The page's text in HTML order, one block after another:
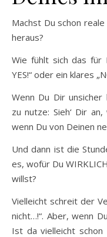
Machst Du schon
heraus?
Wie fühlt sich das für
YES!“ oder ein klares
Wenn Du Dir
zu nutze: Sieh‘ Dir
wenn Du von Deinen
Und dann ist die
es, wofür Du
willst?
Vielleicht schreit der
nicht…!“. Aber, wenn
Ist da vielleicht